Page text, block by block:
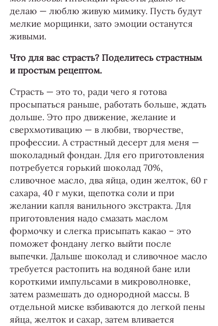
делаю — люблю живую мимику. Пусть будут
мелкие морщинки, зато эмоции останутся
живыми.
Что для вас страсть? Поделитесь страстным
и простым рецептом.
Страсть — это то, ради чего я готова
просыпаться раньше, работать больше, ждать
дольше. Это про движение, желание и
сверхмотивацию — в любви, творчестве,
профессии. А страстный десерт для меня —
шоколадный фондан. Для его приготовления
потребуется горький шоколад 70%,
сливочное масло, два яйца, один желток, 60 г
сахара, 40 г муки, щепотка соли и при
желании капля ванильного экстракта. Для
приготовления надо смазать маслом
формочку и слегка присыпать какао – это
поможет фондану легко выйти после
выпечки. Дальше шоколад и сливочное масло
требуется растопить на водяной бане или
короткими импульсами в микроволновке,
затем размешать до однородной массы. В
отдельной миске взбиваются до легкой пены
яйца, желток и сахар, затем вливается